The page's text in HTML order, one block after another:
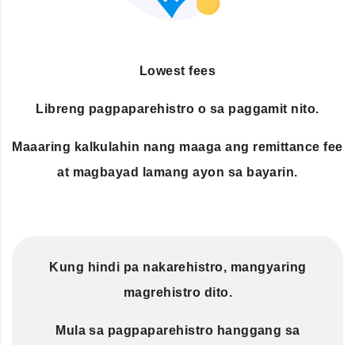
Lowest fees
Libreng pagpaparehistro o sa paggamit nito.
Maaaring kalkulahin nang maaga ang remittance fee
at magbayad lamang ayon sa bayarin.
Kung hindi pa nakarehistro, mangyaring
magrehistro dito.
Mula sa pagpaparehistro hanggang sa